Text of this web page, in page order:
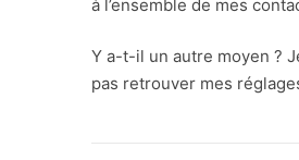
à l’ensemble de mes
Y a-t-il un autre moyen ?
pas retrouver mes